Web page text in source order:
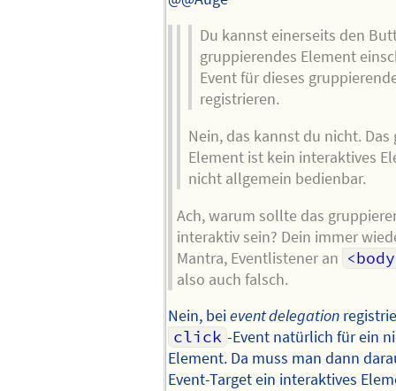
Du kannst einerseits den
gruppierendes Element
Event für dieses
registrieren.
Nein, das kannst du nicht.
Element ist kein interaktives
nicht allgemein bedienbar.
Ach, warum sollte das
interaktiv sein? Dein immer
Mantra, Eventlistener an
also auch falsch.
Nein, beievent delegation
click -Event natürlich für ein
Element. Da muss man dann
Event-Target ein interaktives